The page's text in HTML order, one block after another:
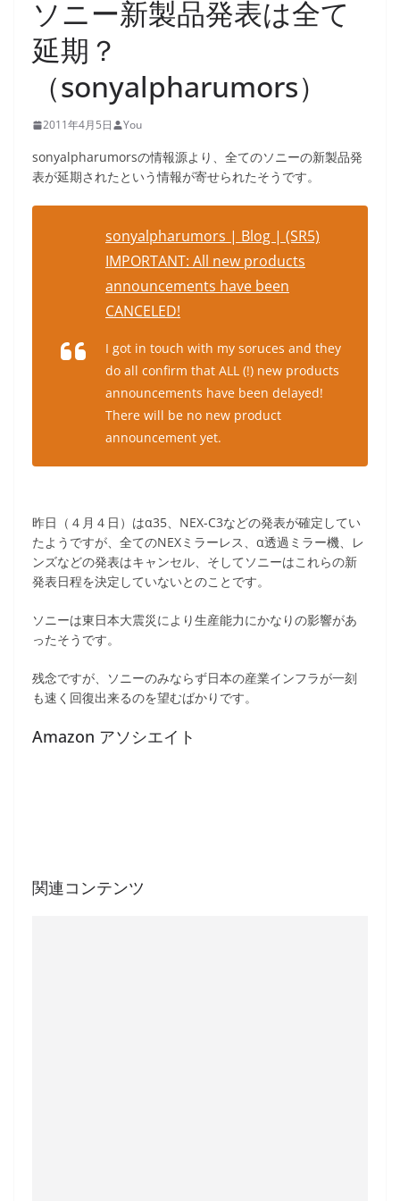
ソニー新製品発表は全て
延期？
（sonyalpharumors）
2011年4月5日 You
sonyalpharumorsの情報源より、全てのソニーの新製品発
表が延期されたという情報が寄せられたそうです。
sonyalpharumors | Blog | (SR5)
IMPORTANT: All new products
announcements have been
CANCELED!
I got in touch with my soruces and they
do all confirm that ALL (!) new products
announcements have been delayed!
There will be no new product
announcement yet.
昨日（４月４日）はα35、NEX-C3などの発表が確定してい
たようですが、全てのNEXミラーレス、α透過ミラー機、レ
ンズなどの発表はキャンセル、そしてソニーはこれらの新
発表日程を決定していないとのことです。
ソニーは東日本大震災により生産能力にかなりの影響があ
ったそうです。
残念ですが、ソニーのみならず日本の産業インフラが一刻
も速く回復出来るのを望むばかりです。
Amazon アソシエイト
関連コンテンツ